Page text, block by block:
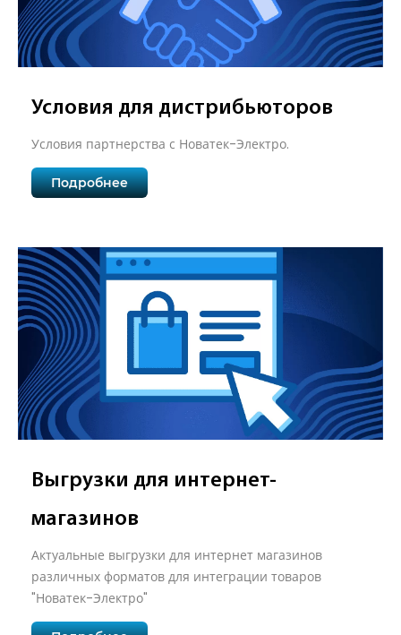
Условия для дистрибьюторов
Условия партнерства с Новатек-Электро.
Подробнее
Выгрузки для интернет-
магазинов
Актуальные выгрузки для интернет магазинов
различных форматов для интеграции товаров
"Новатек-Электро"